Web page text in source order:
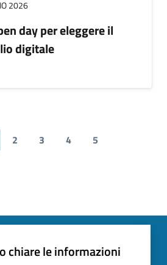
2026
day per eleggere il
digitale
2 3 4 5
chiare le informazioni